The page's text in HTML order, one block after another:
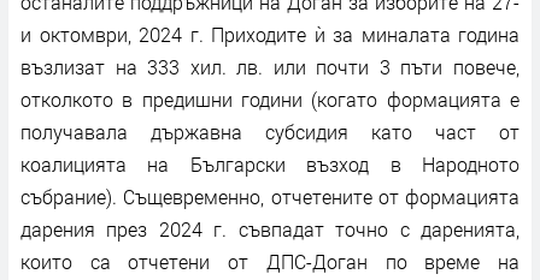
и октомври, 2024 г. Приходите ѝ за миналата година
възлизат на 333 хил. лв. или почти 3 пъти повече,
отколкото в предишни години (когато формацията е
получавала държавна субсидия като част от
коалицията на Български възход в Народното
събрание). Същевременно, отчетените от формацията
дарения през 2024 г. съвпадат точно с даренията,
които са отчетени от ДПС-Доган по време на